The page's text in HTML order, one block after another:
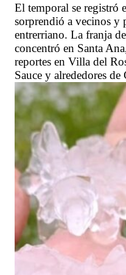
El temporal se registró
sorprendió a vecinos y
entrerriano. La franja
concentró en Santa
reportes en Villa del
Sauce y alrededores de